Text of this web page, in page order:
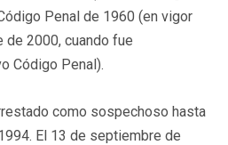
Penal de 1960 (en vigor
2000, cuando fue
Código Penal).
como sospechoso hasta
El 13 de septiembre de